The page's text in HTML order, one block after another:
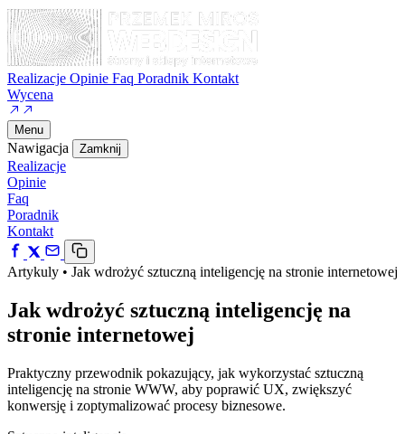
Realizacje Opinie Faq Poradnik Kontakt
Wycena
Menu
Nawigacja Zamknij
Realizacje
Opinie
Faq
Poradnik
Kontakt
Artykuly • Jak wdrożyć sztuczną inteligencję na stronie internetowej
Jak wdrożyć sztuczną inteligencję na
stronie internetowej
Praktyczny przewodnik pokazujący, jak wykorzystać sztuczną
inteligencję na stronie WWW, aby poprawić UX, zwiększyć
konwersję i zoptymalizować procesy biznesowe.